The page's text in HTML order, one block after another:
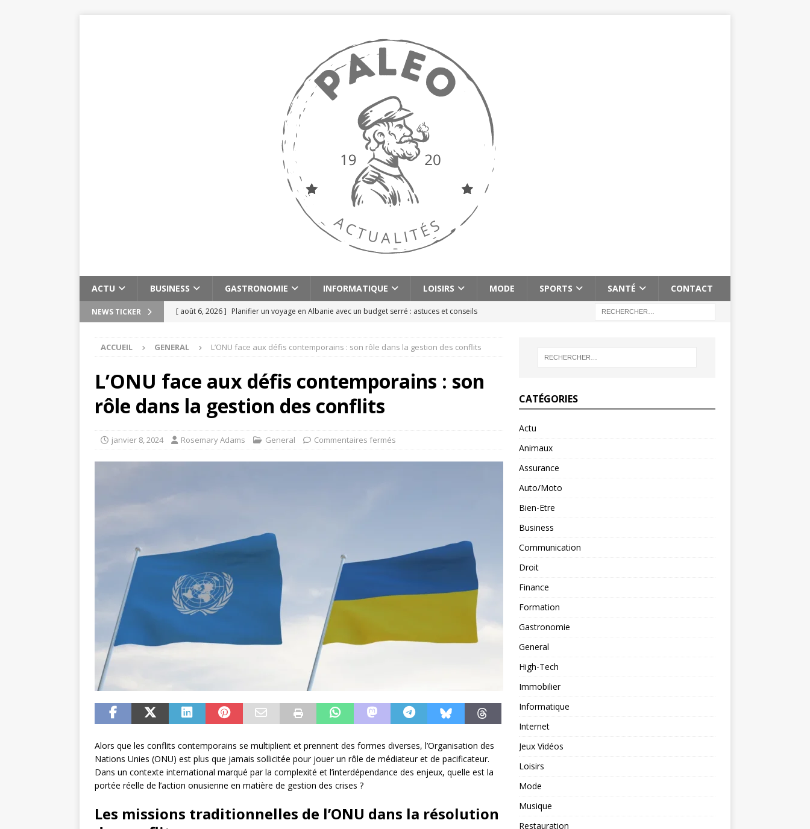
ACTU BUSINESS GASTRONOMIE INFORMATIQUE LOISIRS MODE SPORTS SANTÉ CONTACT
NEWS TICKER [ août 6, 2026 ] Planifier un voyage en Albanie avec un budget serré : astuces et conseils
[ août 3, 2026 ] Pervers narcissique définition : 7 signes qui ne trompent pas
BIEN-ETRE
Les expériences actionnantes à ne pas manquer lors de votre escapade au
[ août 2, 2026 ] Meilleure saison pour voyager en Géorgie : conseils pratiques et astuces
ACCUEIL GENERAL L’ONU face aux défis contemporains : son rôle dans la gestion des conflits
L’ONU face aux défis contemporains : son
rôle dans la gestion des conflits
janvier 8, 2024 Rosemary Adams General Commentaires fermés
Alors que les conflits contemporains se multiplient et prennent des formes diverses, l’Organisation des
Nations Unies (ONU) est plus que jamais sollicitée pour jouer un rôle de médiateur et de pacificateur.
Dans un contexte international marqué par la complexité et l’interdépendance des enjeux, quelle est la
portée réelle de l’action onusienne en matière de gestion des crises ?
Les missions traditionnelles de l’ONU dans la résolution
CATÉGORIES
Actu
Animaux
Assurance
Auto/Moto
Bien-Etre
Business
Communication
Droit
Finance
Formation
Gastronomie
General
High-Tech
Immobilier
Informatique
Internet
Jeux Vidéos
Loisirs
Mode
Musique
Restauration